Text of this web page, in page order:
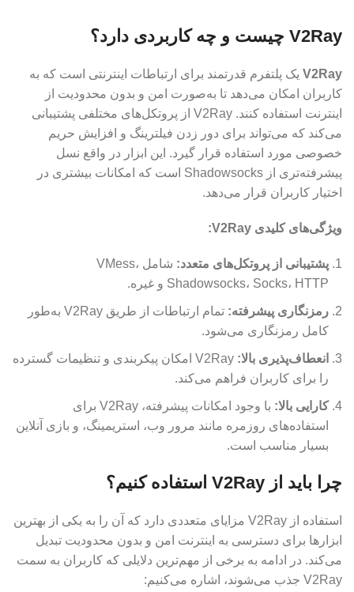
V2Ray چیست و چه کاربردی دارد؟
V2Ray یک پلتفرم قدرتمند برای ارتباطات اینترنتی است که به
کاربران امکان می‌دهد تا به‌صورت امن و بدون محدودیت از
اینترنت استفاده کنند. V2Ray از پروتکل‌های مختلفی پشتیبانی
می‌کند که می‌تواند برای دور زدن فیلترینگ و افزایش حریم
خصوصی مورد استفاده قرار گیرد. این ابزار در واقع نسل
پیشرفته‌تری از Shadowsocks است که امکانات بیشتری در
اختیار کاربران قرار می‌دهد.
ویژگی‌های کلیدی V2Ray:
پشتیبانی از پروتکل‌های متعدد:
شامل VMess،
Shadowsocks، Socks، HTTP و غیره.
رمزنگاری پیشرفته:
تمام ارتباطات از طریق V2Ray به‌طور
کامل رمزنگاری می‌شود.
انعطاف‌پذیری بالا:
V2Ray امکان پیکربندی و تنظیمات گسترده
را برای کاربران فراهم می‌کند.
کارایی بالا:
با وجود امکانات پیشرفته، V2Ray برای
استفاده‌های روزمره مانند مرور وب، استریمینگ، و بازی آنلاین
بسیار مناسب است.
چرا باید از V2Ray استفاده کنیم؟
استفاده از V2Ray مزایای متعددی دارد که آن را به یکی از بهترین
ابزارها برای دسترسی به اینترنت امن و بدون محدودیت تبدیل
می‌کند. در ادامه به برخی از مهم‌ترین دلایلی که کاربران به سمت
V2Ray جذب می‌شوند، اشاره می‌کنیم: